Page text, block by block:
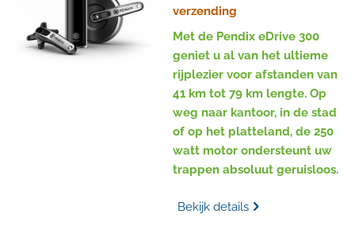
verzending
Met de Pendix eDrive 300
geniet u al van het ultieme
rijplezier voor afstanden van
41 km tot 79 km lengte. Op
weg naar kantoor, in de stad
of op het platteland, de 250
watt motor ondersteunt uw
trappen absoluut geruisloos.
Bekijk details